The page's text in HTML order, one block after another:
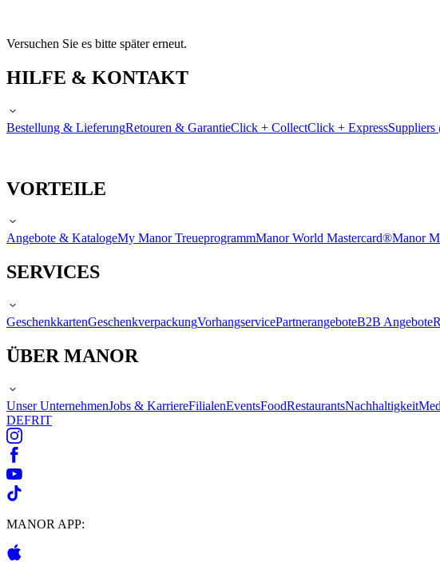
Versuchen Sie es bitte später erneut.
HILFE & KONTAKT
Bestellung & LieferungRetouren & GarantieClick + CollectClick + ExpressSuppliers
VORTEILE
Angebote & KatalogeMy Manor TreueprogrammManor World Mastercard®Manor
SERVICES
GeschenkkartenGeschenkverpackungVorhangservicePartnerangeboteB2B Angebote
ÜBER MANOR
Unser UnternehmenJobs & KarriereFilialenEventsFoodRestaurantsNachhaltigkeit
DEFRIT
MANOR APP: